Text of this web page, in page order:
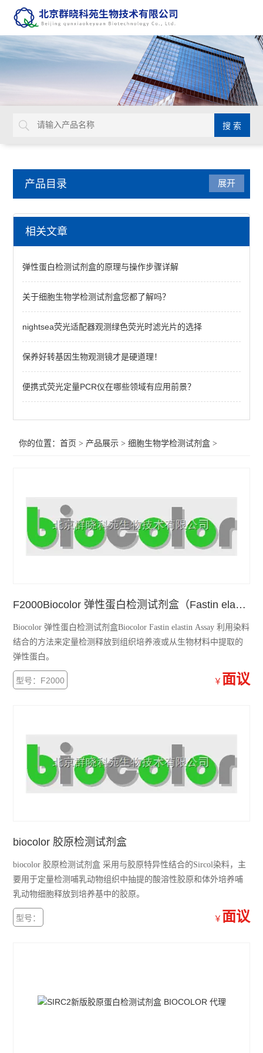
产品目录
细胞生物学检测试剂盒
非可溶性胶原蛋白检测试剂盒
细胞周期检测试剂盒
硫酸化糖胺聚糖 (sGAG)检测试剂盒
透明质酸检测试剂盒
弹性蛋白检测试剂盒
胶原检测试剂盒
展开
相关文章
弹性蛋白检测试剂盒的原理与操作步骤详解
关于细胞生物学检测试剂盒您都了解吗？
nightsea荧光适配器观测绿色荧光时滤光片的选择
保养好转基因生物观测镜才是硬道理！
便携式荧光定量PCR仪在哪些领域有应用前景？
你的位置：首页 > 产品展示 >细胞生物学检测试剂盒 >
F2000Biocolor 弹性蛋白检测试剂盒（Fastin elastin Assay）
Biocolor 弹性蛋白检测试剂盒Biocolor Fastin elastin Assay 利用染料
结合的方法来定量检测释放到组织培养液或从生物材料中提取的
弹性蛋白。
型号：F2000 ￥ 面议
biocolor 胶原检测试剂盒
biocolor 胶原检测试剂盒 采用与胶原特异性结合的Sircol染料，主
要用于定量检测哺乳动物组织中抽提的酸溶性胶原和体外培养哺
乳动物细胞释放到培养基中的胶原。
型号： ￥ 面议